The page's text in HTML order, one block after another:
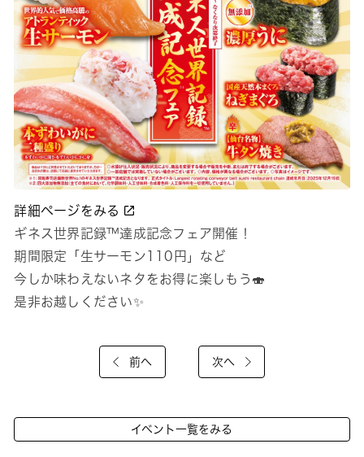
詳細ページをみる
ギネス世界記録™達成記念フェア開催！
期間限定「生サーモン110円」など
今しか味わえないネタをお得に楽しもう🍣
是非お越しください✨
前へ 次へ
イベント一覧をみる